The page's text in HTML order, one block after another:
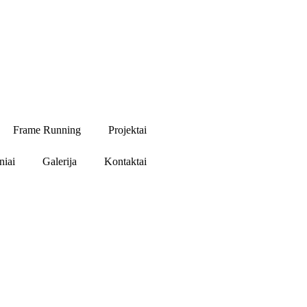
Frame Running Projektai
Galerija Kontaktai